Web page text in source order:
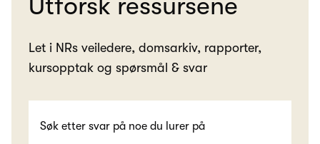
Let i NRs veiledere, domsarkiv, rapporter,
kursopptak og spørsmål & svar